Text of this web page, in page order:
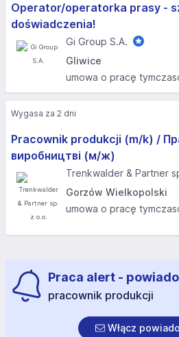
Operator/operatorka prasy -
doświadczenia!
Gi Group S.A.
Gliwice
umowa o pracę
Pracownik produkcji (m/k) /
виробництві (м/ж)
Trenkwalder & Partner
Gorzów Wielkopolski
umowa o pracę
Wygasa za 2 dni
Praca alert -
pracownik produkcji
Włącz